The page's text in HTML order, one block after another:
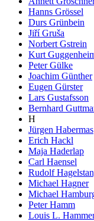
Hanns Grössel
Durs Grünbein
Jiří Gruša
Norbert Gstrein
Kurt
Peter Gülke
Joachim Günther
Eugen Gürster
Lars Gustafsson
Bernhard
H
Jürgen Habermas
Erich Hackl
Maja Haderlap
Carl Haensel
Rudolf
Michael Hagner
Michael
Peter Hamm
Louis L.